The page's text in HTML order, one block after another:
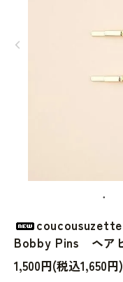
Bobby Pins ヘア
1,500円(税込1,650円)